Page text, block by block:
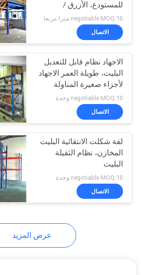
الطوابق
الصناعية
17
أداة الصدر
الوزراء
13
للمستودع، الأزرق /
البرتقال
negotiable MOQ:10 مترا مربعا
الاتصال
الاجهاد نظام قابل للتعديل
البليت، طويلة العمر الاجهاد
لأجزاء صغيرة المناولة
negotiable MOQ:10 وحدة
الاتصال
لفة شكلت الانتقائية البليت
المخازن، نظام الثقيلة
البليت
negotiable MOQ:10 وحدة
الاتصال
عرض المزيد